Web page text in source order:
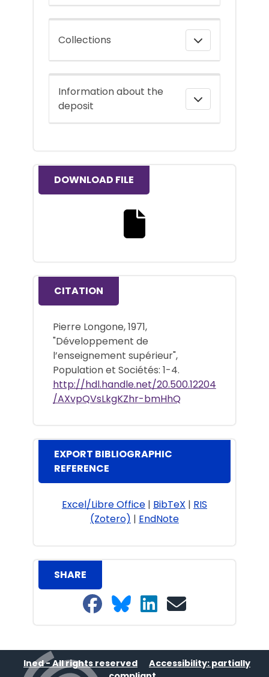
Collections
Information about the
deposit
DOWNLOAD FILE
CITATION
Pierre Longone, 1971,
"Développement de
l’enseignement supérieur",
Population et Sociétés: 1-4.
http://hdl.handle.net/20.500.12204
/AXvpQVsLkgKZhr-bmHhQ
EXPORT BIBLIOGRAPHIC
REFERENCE
Excel/Libre Office | BibTeX | RIS
(Zotero) | EndNote
SHARE
Share on Facebook
Share on Bluesky
Share on LinkedIn
Ined - All rights reserved
Accessibility: partially